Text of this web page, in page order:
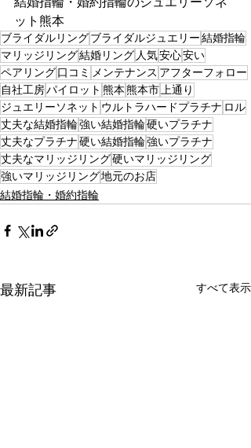
ット熊本
ブライダルリングブライダルジュエリー結婚指輪
マリッジリング結婚リング 人気安心安い
ペアリング口コミ メンテナンス アフターフォロー
自社工房パイロット 熊本熊本市 上通り
ジュエリーソネット ウルトラハードプラチナ ロル
丈夫な結婚指輪強い結婚指輪硬いプラチナ
丈夫なプラチナ硬い結婚指輪強いプラチナ
丈夫なマリッジリング硬いマリッジリング
強いマリッジリング地元のお店
結婚指輪・婚約指輪
最新記事 すべて表示